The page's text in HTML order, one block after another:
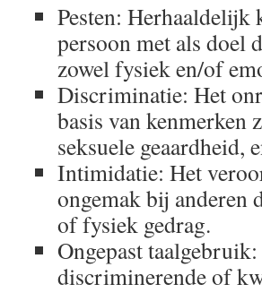
Pesten: Herhaaldelijk
persoon met als doel
zowel fysiek en/of
Discriminatie: Het
basis van kenmerken
seksuele geaardheid,
Intimidatie: Het
ongemak bij anderen
of fysiek gedrag.
Ongepast
discriminerende of